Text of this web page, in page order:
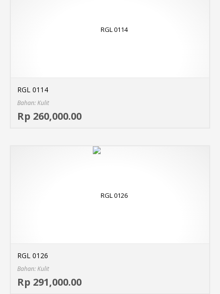
RGL 0114
Bahan: Kulit
Rp 260,000.00
RGL 0126
Bahan: Kulit
Rp 291,000.00